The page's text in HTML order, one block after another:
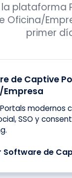
plataforma
Oficina/
primer
de Captive
modernos
SSO y
Software de